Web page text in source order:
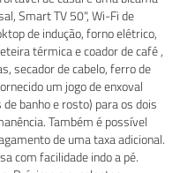
Smart TV 50", Wi-Fi de
de indução, forno elétrico,
térmica e coador de café ,
secador de cabelo, ferro de
um jogo de enxoval
banho e rosto) para os dois
Também é possível
de uma taxa adicional.
com facilidade indo a pé.